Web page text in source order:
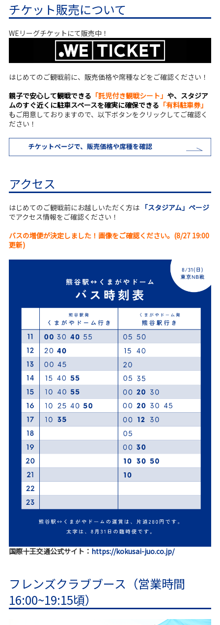
チケット販売について
WEリーグチケットにて販売中！
はじめてのご観戦前に、販売価格や席種などをご確認ください！
親子で安心して観戦できる 「託児付き観戦シート」 や、スタジア
ムのすぐ近くに駐車スペースを確実に確保できる 「有料駐車券」
も ご用意しておりますので、以下ボタンをクリックしてご確認く
ださい！
アクセス
はじめてのご観戦前にお越しいただく方は 「スタジアム」ページ
でアクセス情報をご確認ください！
バスの増便が決定しました！画像をご確認ください。(8/27 19:00
更新)
国際十王交通公式サイト： https://kokusai-juo.co.jp/
フレンズクラブブース（営業時間
16:00~19:15頃）